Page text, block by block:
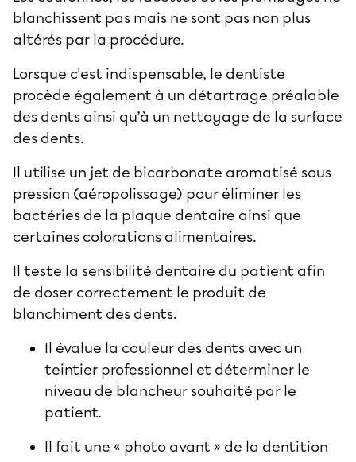
blanchissent pas mais ne sont pas non plus
altérés par la procédure.
Lorsque c'est indispensable, le dentiste
procède également à un détartrage préalable
des dents ainsi qu’à un nettoyage de la surface
des dents.
Il utilise un jet de bicarbonate aromatisé sous
pression (aéropolissage) pour éliminer les
bactéries de la plaque dentaire ainsi que
certaines colorations alimentaires.
Il teste la sensibilité dentaire du patient afin
de doser correctement le produit de
blanchiment des dents.
Il évalue la couleur des dents avec un
teintier professionnel et déterminer le
niveau de blancheur souhaité par le
patient.
Il fait une « photo avant » de la dentition